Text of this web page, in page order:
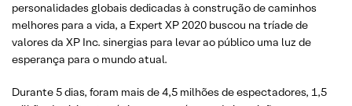
personalidades globais dedicadas à construção de caminhos
melhores para a vida, a Expert XP 2020 buscou na tríade de
valores da XP Inc. sinergias para levar ao público uma luz de
esperança para o mundo atual.
Durante 5 dias, foram mais de 4,5 milhões de espectadores, 1,5